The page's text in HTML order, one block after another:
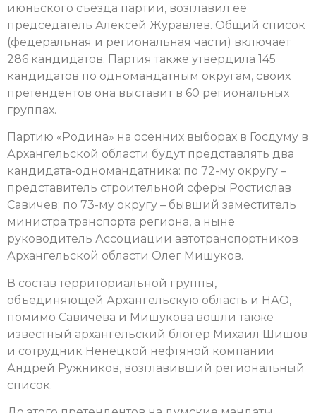
июньского съезда партии, возглавил ее
председатель Алексей Журавлев. Общий список
(федеральная и региональная части) включает
286 кандидатов. Партия также утвердила 145
кандидатов по одномандатным округам, своих
претендентов она выставит в 60 региональных
группах.
Партию «Родина» на осенних выборах в Госдуму в
Архангельской области будут представлять два
кандидата-одномандатника: по 72-му округу –
представитель строительной сферы Ростислав
Савичев; по 73-му округу – бывший заместитель
министра транспорта региона, а ныне
руководитель Ассоциации автотранспортников
Архангельской области Олег Мишуков.
В состав территориальной группы,
объединяющей Архангельскую область и НАО,
помимо Савичева и Мишукова вошли также
известный архангельский блогер Михаил Шишов
и сотрудник Ненецкой нефтяной компании
Андрей Ружников, возглавивший региональный
список.